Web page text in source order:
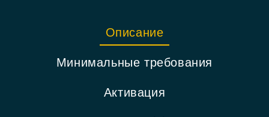
Описание
Минимальные требования
Активация